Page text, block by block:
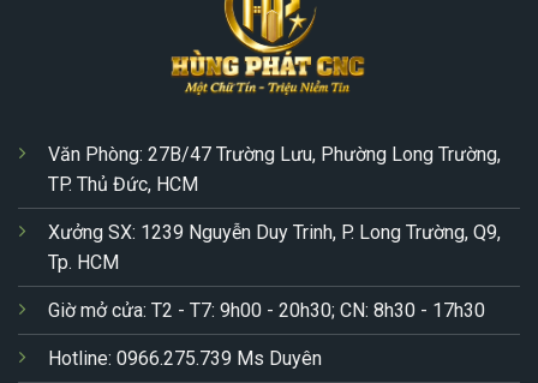
Văn Phòng: 27B/47 Trường Lưu, Phường Long Trường,
TP. Thủ Đức, HCM
Xưởng SX: 1239 Nguyễn Duy Trinh, P. Long Trường, Q9,
Tp. HCM
Giờ mở cửa: T2 - T7: 9h00 - 20h30; CN: 8h30 - 17h30
Hotline: 0966.275.739 Ms Duyên